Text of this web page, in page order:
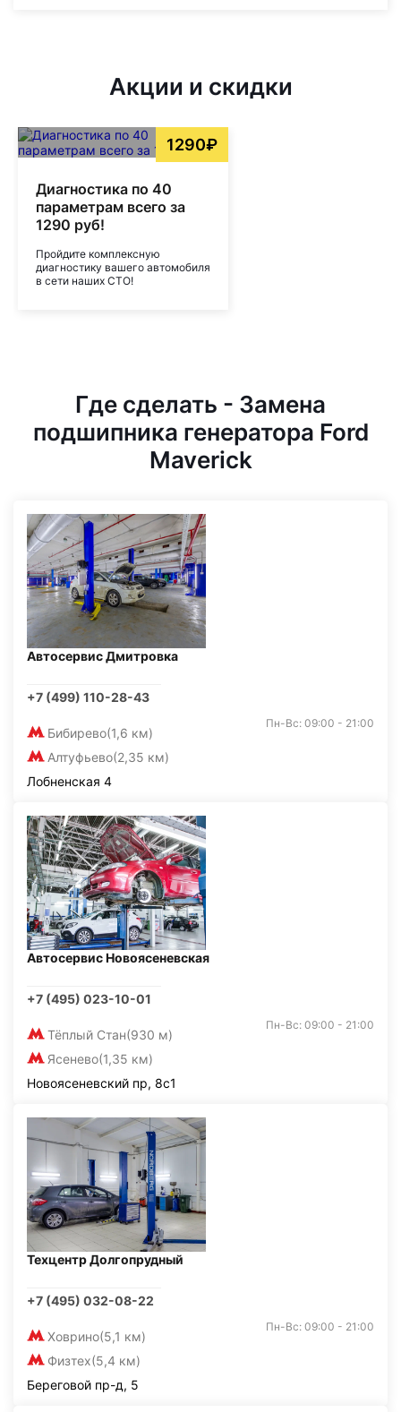
Акции и скидки
1290₽
Диагностика по 40
параметрам всего за
1290 руб!
Пройдите комплексную
диагностику вашего автомобиля
в сети наших СТО!
Где сделать - Замена
подшипника генератора Ford
Maverick
Автосервис Дмитровка
+7 (499) 110-28-43
Бибирево(1,6 км)
Алтуфьево(2,35 км)
Пн-Вс: 09:00 - 21:00
Лобненская 4
Автосервис Новоясеневская
+7 (495) 023-10-01
Тёплый Стан(930 м)
Ясенево(1,35 км)
Пн-Вс: 09:00 - 21:00
Новоясеневский пр, 8с1
Техцентр Долгопрудный
+7 (495) 032-08-22
Ховрино(5,1 км)
Физтех(5,4 км)
Пн-Вс: 09:00 - 21:00
Береговой пр-д, 5